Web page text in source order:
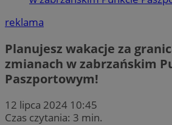
reklama
Planujesz wakacje za
zmianach w zabrzańskim
Paszportowym!
12 lipca 2024 10:45
Czas czytania: 3 min.